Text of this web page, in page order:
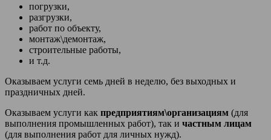
погрузки,
разгрузки,
работ по объекту,
монтаж\демонтаж,
строительные работы,
и т.д.
Оказываем услуги семь дней в неделю, без выходных и
праздничных дней.
Оказываем услуги как предприятиям\организациям (для
выполнения промышленных работ), так и частным лицам
(для выполнения работ для личных нужд).